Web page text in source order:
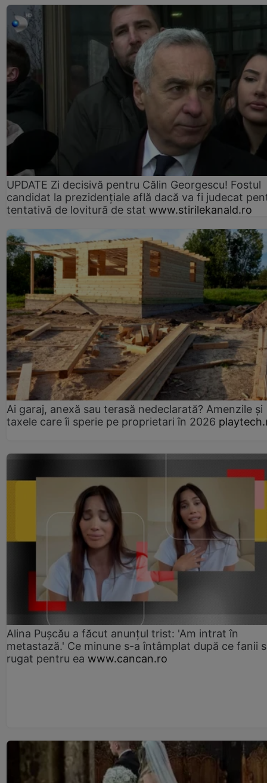
UPDATE Zi decisivă pentru Călin Georgescu! Fostul
candidat la prezidențiale află dacă va fi judecat
tentativă de lovitură de stat www.stirilekanald.ro
Ai garaj, anexă sau terasă nedeclarată? Amenzile și
taxele care îi sperie pe proprietari în 2026
Alina Pușcău a făcut anunțul trist: 'Am intrat în
metastază.' Ce minune s-a întâmplat după ce fanii
rugat pentru ea www.cancan.ro